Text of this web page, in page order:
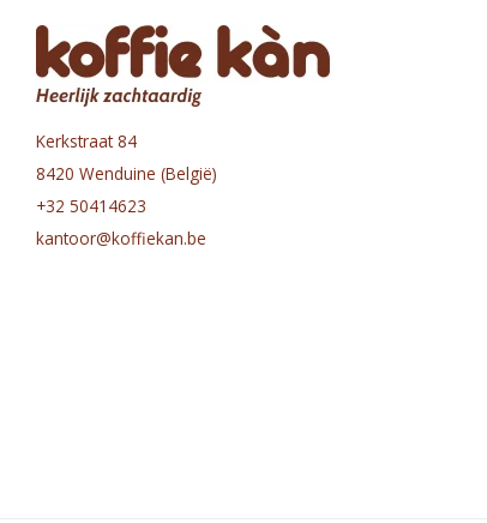
Kerkstraat 84
8420 Wenduine (België)
+32 50414623
kantoor@koffiekan.be